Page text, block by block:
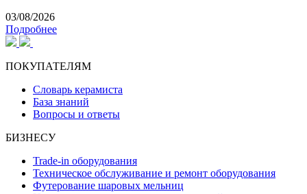
03/08/2026
Подробнее
ПОКУПАТЕЛЯМ
Словарь керамиста
База знаний
Вопросы и ответы
БИЗНЕСУ
Trade-in оборудования
Техническое обслуживание и ремонт оборудования
Футерование шаровых мельниц